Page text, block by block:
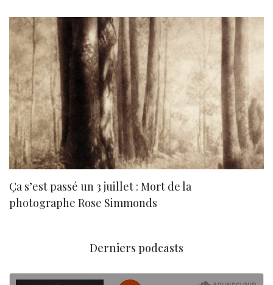
Ça s’est passé un 3 juillet : Mort de la
photographe Rose Simmonds
Derniers podcasts